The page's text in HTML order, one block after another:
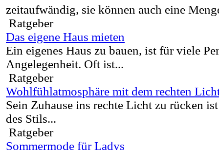
zeitaufwändig, sie können auch eine
Ratgeber
Das eigene Haus mieten
Ein eigenes Haus zu bauen, ist für viele
Angelegenheit. Oft ist...
Ratgeber
Wohlfühlatmosphäre mit dem rechten
Sein Zuhause ins rechte Licht zu rücken
des Stils...
Ratgeber
Sommermode für Ladys